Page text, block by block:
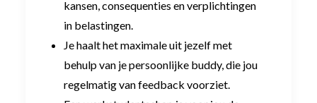
kansen, consequenties en verplichtingen
in belastingen.
Je haalt het maximale uit jezelf met
behulp van je persoonlijke buddy, die jou
regelmatig van feedback voorziet.